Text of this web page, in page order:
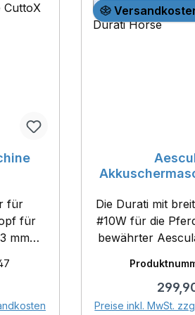
für
für
mm
auch
Die Durati mit
#10W für die
bewährter
ein optimales
Akku mit
bis 240min
Preise inkl. MwSt.
In den